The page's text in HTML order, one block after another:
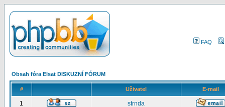
FAQ
Obsah fóra Elsat DISKUZNÍ FÓRUM
# Uživatel E-mail
1 strnda